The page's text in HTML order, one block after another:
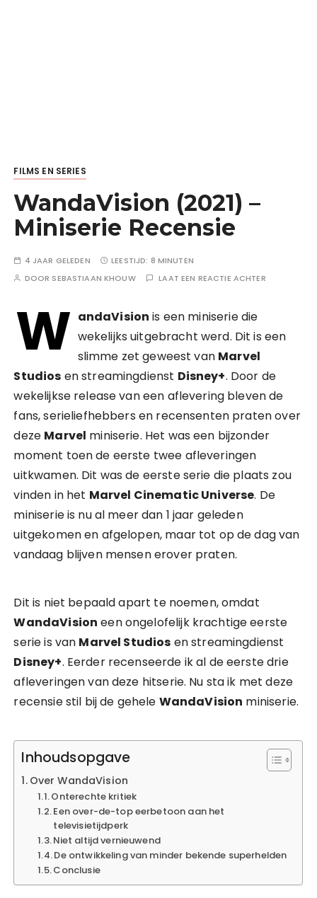
FILMS EN SERIES
WandaVision (2021) –
Miniserie Recensie
4 JAAR GELEDEN LEESTIJD: 8 MINUTEN
DOOR SEBASTIAAN KHOUW LAAT EEN REACTIE ACHTER
W andaVision is een miniserie die
wekelijks uitgebracht werd. Dit is een
slimme zet geweest van Marvel
Studios en streamingdienst Disney+. Door de
wekelijkse release van een aflevering bleven de
fans, serieliefhebbers en recensenten praten over
deze Marvel miniserie. Het was een bijzonder
moment toen de eerste twee afleveringen
uitkwamen. Dit was de eerste serie die plaats zou
vinden in het Marvel Cinematic Universe. De
miniserie is nu al meer dan 1 jaar geleden
uitgekomen en afgelopen, maar tot op de dag van
vandaag blijven mensen erover praten.
Dit is niet bepaald apart te noemen, omdat
WandaVision een ongelofelijk krachtige eerste
serie is van Marvel Studios en streamingdienst
Disney+. Eerder recenseerde ik al de eerste drie
afleveringen van deze hitserie. Nu sta ik met deze
recensie stil bij de gehele WandaVision miniserie.
Inhoudsopgave
Over WandaVision
Onterechte kritiek
Een over-de-top eerbetoon aan het
televisietijdperk
Niet altijd vernieuwend
De ontwikkeling van minder bekende superhelden
Conclusie